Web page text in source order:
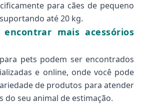
para cães de pequeno
até 20 kg.
encontrar mais acessórios
pets podem ser encontrados
e online, onde você pode
de produtos para atender
do seu animal de estimação.